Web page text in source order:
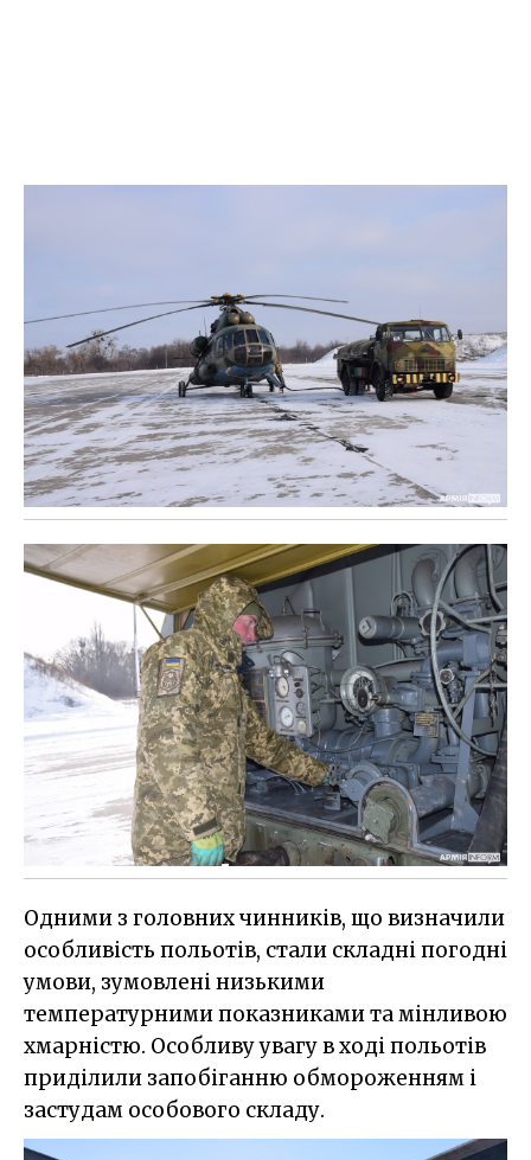
Одними з головних чинників, що визначили
особливість польотів, стали складні погодні
умови, зумовлені низькими
температурними показниками та мінливою
хмарністю. Особливу увагу в ході польотів
приділили запобіганню обмороженням і
застудам особового складу.